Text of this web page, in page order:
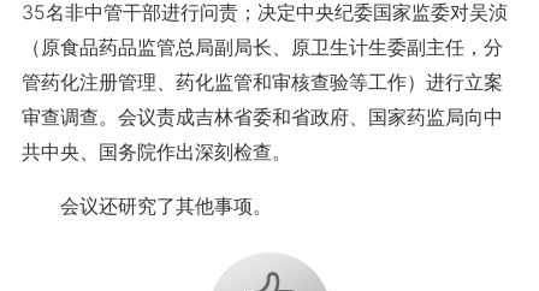
35名非中管干部进行问责；决定中央纪委国家监委对吴浈
（原食品药品监管总局副局长、原卫生计生委副主任，分
管药化注册管理、药化监管和审核查验等工作）进行立案
审查调查。会议责成吉林省委和省政府、国家药监局向中
共中央、国务院作出深刻检查。
会议还研究了其他事项。